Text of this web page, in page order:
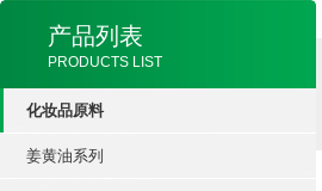
产品列表
PRODUCTS LIST
化妆品原料
姜黄油系列